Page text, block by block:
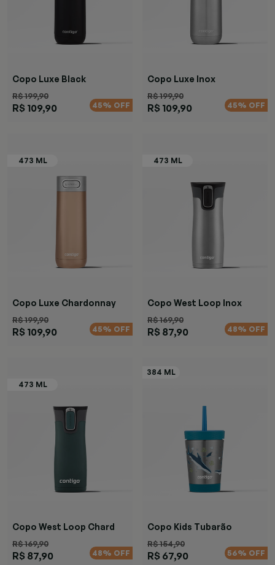
Copo Luxe Black
R$ 199,90
R$ 109,90 45% OFF
Copo Luxe Inox
R$ 199,90
R$ 109,90 45% OFF
Copo Luxe Chardonnay
R$ 199,90
R$ 109,90 45% OFF
Copo West Loop Inox
R$ 169,90
R$ 87,90 48% OFF
Copo West Loop Chard
R$ 169,90
R$ 87,90 48% OFF
Copo Kids Tubarão
R$ 154,90
R$ 67,90 56% OFF